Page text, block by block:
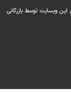
وبسایت توسط بازرگانی